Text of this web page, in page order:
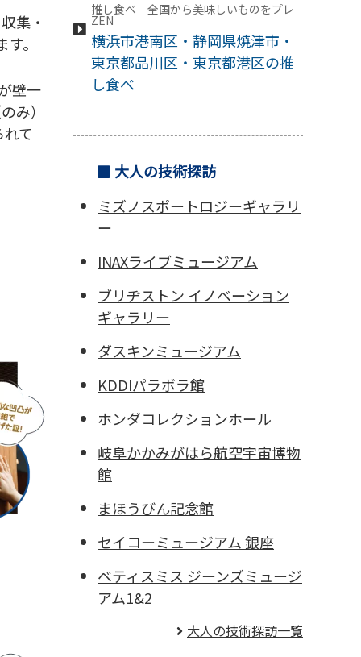
集・
。
壁一
み）
て
推し食べ 全国から美味しいものをプレ
ZEN
横浜市港南区・静岡県焼津市・
東京都品川区・東京都港区の推
し食べ
大人の技術探訪
ミズノスポートロジーギャラリ
ー
INAXライブミュージアム
ブリヂストン イノベーション
ギャラリー
ダスキンミュージアム
KDDIパラボラ館
ホンダコレクションホール
岐阜かかみがはら航空宇宙博物
館
まほうびん記念館
セイコーミュージアム 銀座
ベティスミス ジーンズミュージ
アム1&2
大人の技術探訪一覧